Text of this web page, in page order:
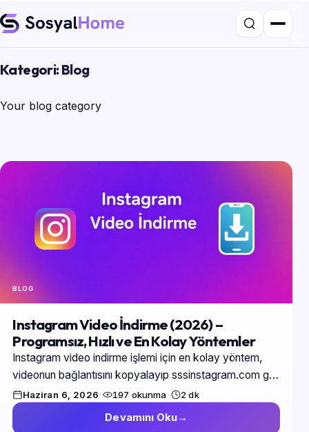
Kategori:Blog
Your blog category
BLOG
Instagram Video İndirme (2026) –
Programsız, Hızlı ve En Kolay Yöntemler
Instagram video indirme işlemi için en kolay yöntem,
videonun bağlantısını kopyalayıp sssinstagram.com gibi
bir siteye yapıştırmaktır. Bu sayede herhangi bir
uygulama indirmeden…
Haziran 6, 2026· 197 okunma· 2 dk
Devamını Oku